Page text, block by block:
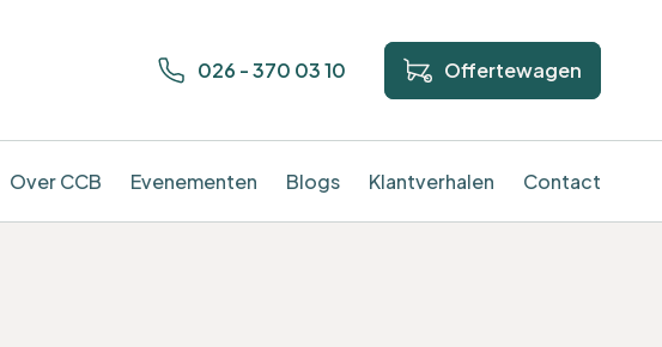
026 - 370 03 10 Offertewagen
Over CCB Evenementen Blogs Klantverhalen Contact